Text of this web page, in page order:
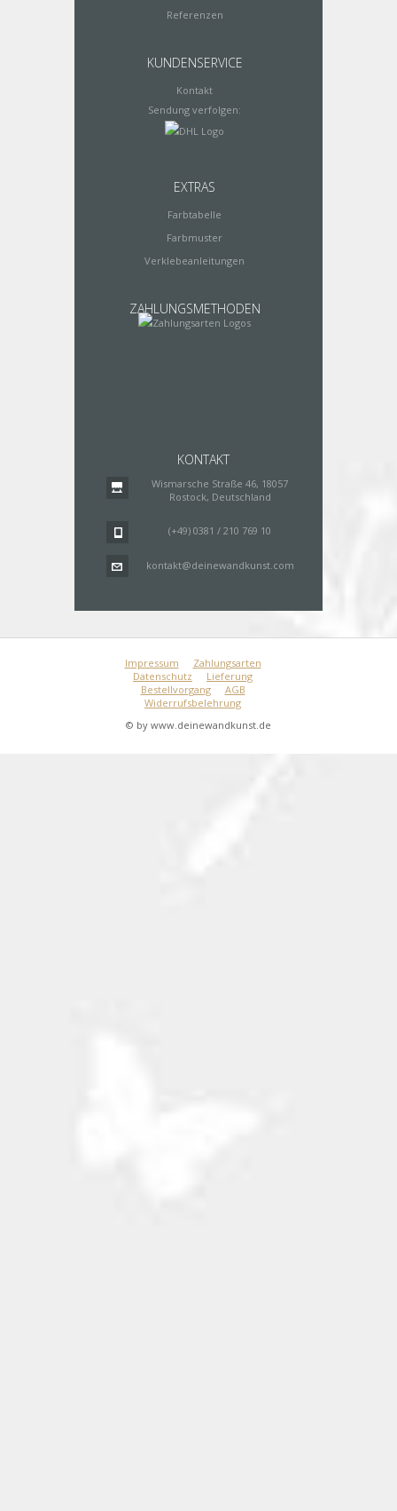
Referenzen
KUNDENSERVICE
Kontakt
Sendung verfolgen:
EXTRAS
Farbtabelle
Farbmuster
Verklebeanleitungen
ZAHLUNGSMETHODEN
KONTAKT
Wismarsche Straße 46, 18057
Rostock, Deutschland
(+49) 0381 / 210 769 10
kontakt@deinewandkunst.com
Impressum
Zahlungsarten
Datenschutz
Lieferung
Bestellvorgang
AGB
Widerrufsbelehrung
© by www.deinewandkunst.de